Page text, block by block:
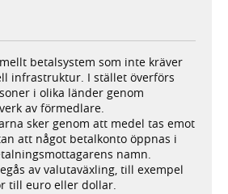
betalsystem som inte kräver
infrastruktur. I stället överförs
i olika länder genom
av förmedlare.
sker genom att medel tas emot
att något betalkonto öppnas i
namn.
av valutaväxling, till exempel
till euro eller dollar.